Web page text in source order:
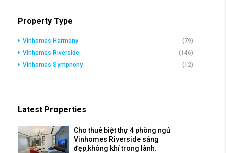
Property Type
Vinhomes Harmony
(79)
Vinhomes Riverside
(146)
Vinhomes Symphony
(12)
Latest Properties
Cho thuê biệt thự 4 phòng ngủ
Vinhomes Riverside sáng
đẹp,không khí trong lành.